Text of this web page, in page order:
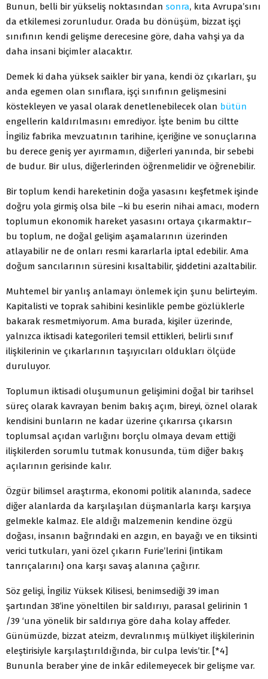
Bunun, belli bir yükseliş noktasından sonra, kıta Avrupa’sını
da etkilemesi zorunludur. Orada bu dönüşüm, bizzat işçi
sınıfının kendi gelişme derecesine göre, daha vahşi ya da
daha insani biçimler alacaktır.
Demek ki daha yüksek saikler bir yana, kendi öz çıkarları, şu
anda egemen olan sınıflara, işçi sınıfının gelişmesini
köstekleyen ve yasal olarak denetlenebilecek olan bütün
engellerin kaldırılmasını emrediyor. İşte benim bu ciltte
İngiliz fabrika mevzuatının tarihine, içeriğine ve sonuçlarına
bu derece geniş yer ayırmamın, diğerleri yanında, bir sebebi
de budur. Bir ulus, diğerlerinden öğrenmelidir ve öğrenebilir.
Bir toplum kendi hareketinin doğa yasasını keşfetmek işinde
doğru yola girmiş olsa bile –ki bu eserin nihai amacı, modern
toplumun ekonomik hareket yasasını ortaya çıkarmaktır–
bu toplum, ne doğal gelişim aşamalarının üzerinden
atlayabilir ne de onları resmi kararlarla iptal edebilir. Ama
doğum sancılarının süresini kısaltabilir, şiddetini azaltabilir.
Muhtemel bir yanlış anlamayı önlemek için şunu belirteyim.
Kapitalisti ve toprak sahibini kesinlikle pembe gözlüklerle
bakarak resmetmiyorum. Ama burada, kişiler üzerinde,
yalnızca iktisadi kategorileri temsil ettikleri, belirli sınıf
ilişkilerinin ve çıkarlarının taşıyıcıları oldukları ölçüde
duruluyor.
Toplumun iktisadi oluşumunun gelişimini doğal bir tarihsel
süreç olarak kavrayan benim bakış açım, bireyi, öznel olarak
kendisini bunların ne kadar üzerine çıkarırsa çıkarsın
toplumsal açıdan varlığını borçlu olmaya devam ettiği
ilişkilerden sorumlu tutmak konusunda, tüm diğer bakış
açılarının gerisinde kalır.
Özgür bilimsel araştırma, ekonomi politik alanında, sadece
diğer alanlarda da karşılaşılan düşmanlarla karşı karşıya
gelmekle kalmaz. Ele aldığı malzemenin kendine özgü
doğası, insanın bağrındaki en azgın, en bayağı ve en tiksinti
verici tutkuları, yani özel çıkarın Furie’lerini {intikam
tanrıçalarını} ona karşı savaş alanına çağırır.
Söz gelişi, İngiliz Yüksek Kilisesi, benimsediği 39 iman
şartından 38’ine yöneltilen bir saldırıyı, parasal gelirinin 1
/39 ‘una yönelik bir saldırıya göre daha kolay affeder.
Günümüzde, bizzat ateizm, devralınmış mülkiyet ilişkilerinin
eleştirisiyle karşılaştırıldığında, bir culpa levis’tir. [*4]
Bununla beraber yine de inkâr edilemeyecek bir gelişme var.